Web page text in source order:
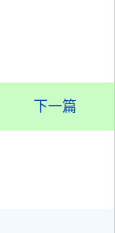
下一篇